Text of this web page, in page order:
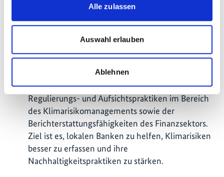
Alle zulassen
Auswahl erlauben
Ablehnen
Gouverneur der Nationalbank von Äthiopien sowie
die EU- und die deutsche Botschafterin. Im
Vereinbarungen zur technischen Zusammenarbeit
unterzeichnet.
In Nordmazedonien berät die EIB die
Nationalbank bei der Verbesserung ihrer
Regulierungs- und Aufsichtspraktiken im Bereich
des Klimarisikomanagements sowie der
Berichterstattungsfähigkeiten des Finanzsektors.
Ziel ist es, lokalen Banken zu helfen, Klimarisiken
besser zu erfassen und ihre
Nachhaltigkeitspraktiken zu stärken.